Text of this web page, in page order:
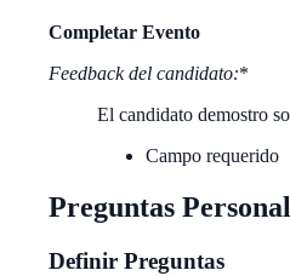
Completar Evento
Feedback del candidato:*
El candidato demostro
Campo requerido
Preguntas
Definir Preguntas